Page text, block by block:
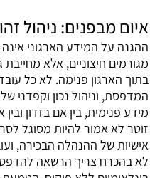
איום מבפנים: ניהול
ההגנה על המידע הארגוני
מגורמים חיצוניים, אלא
בתוך הארגון פנימה. לא כל
המדפסת, וניהול נכון וקפדני
מידע פנימית, בין אם בזדון
זוטר לא אמור להיות מסוגל
אישיות של ההנהלה הבכירה,
לא בהכרח צריך הרשאה